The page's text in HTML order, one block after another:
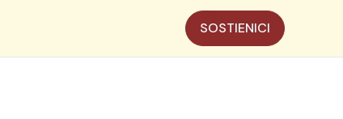
SOSTIENICI